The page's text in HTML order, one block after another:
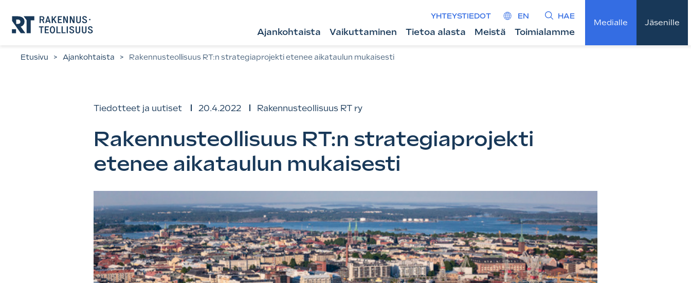
suoraan
sisältöön.
YHTEYSTIEDOT EN HAE
Ajankohtaista Vaikuttaminen Tietoa alasta Meistä Toimialamme
Medialle Jäsenille
Etusivu > Ajankohtaista > Rakennusteollisuus RT:n strategiaprojekti etenee aikataulun mukaisesti
Tiedotteet ja uutiset 20.4.2022 Rakennusteollisuus RT ry
Rakennusteollisuus RT:n strategiaprojekti
etenee aikataulun mukaisesti